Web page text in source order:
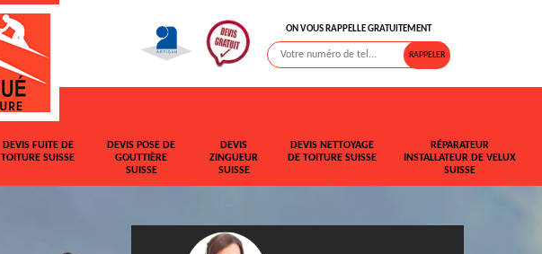
ON VOUS RAPPELLE GRATUITEMENT
DEVIS FUITE DE
TOITURE SUISSE
DEVIS POSE DE
GOUTTIÈRE
SUISSE
DEVIS
ZINGUEUR
SUISSE
DEVIS NETTOYAGE
DE TOITURE SUISSE
RÉPARATEUR
INSTALLATEUR DE VELUX
SUISSE